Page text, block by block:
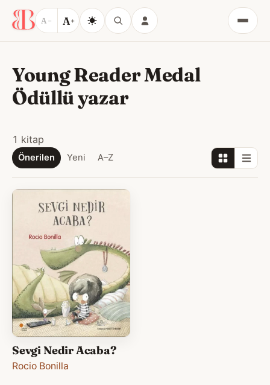
A − A+
Menü
Young Reader Medal
Ödüllü yazar
1 kitap
Önerilen Yeni A–Z
Sevgi Nedir Acaba?
Rocio Bonilla